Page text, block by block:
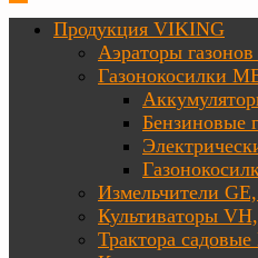
Продукция VIKING
Аэраторы
Газонокосилки
Бензиновые
Измельчители
Культиваторы
Трактора